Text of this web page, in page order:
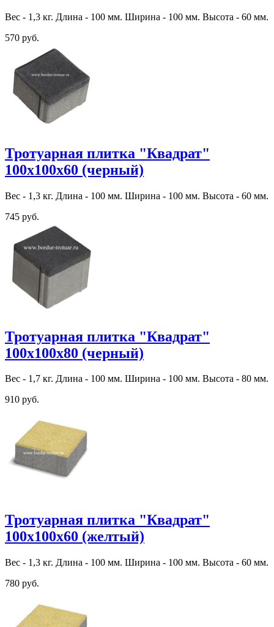
Вес - 1,3 кг. Длина - 100 мм. Ширина - 100 мм. Высота - 60 мм.
570 руб.
Тротуарная плитка "Квадрат"
100х100х60 (черный)
Вес - 1,3 кг. Длина - 100 мм. Ширина - 100 мм. Высота - 60 мм.
745 руб.
Тротуарная плитка "Квадрат"
100х100х80 (черный)
Вес - 1,7 кг. Длина - 100 мм. Ширина - 100 мм. Высота - 80 мм.
910 руб.
Тротуарная плитка "Квадрат"
100х100х60 (желтый)
Вес - 1,3 кг. Длина - 100 мм. Ширина - 100 мм. Высота - 60 мм.
780 руб.